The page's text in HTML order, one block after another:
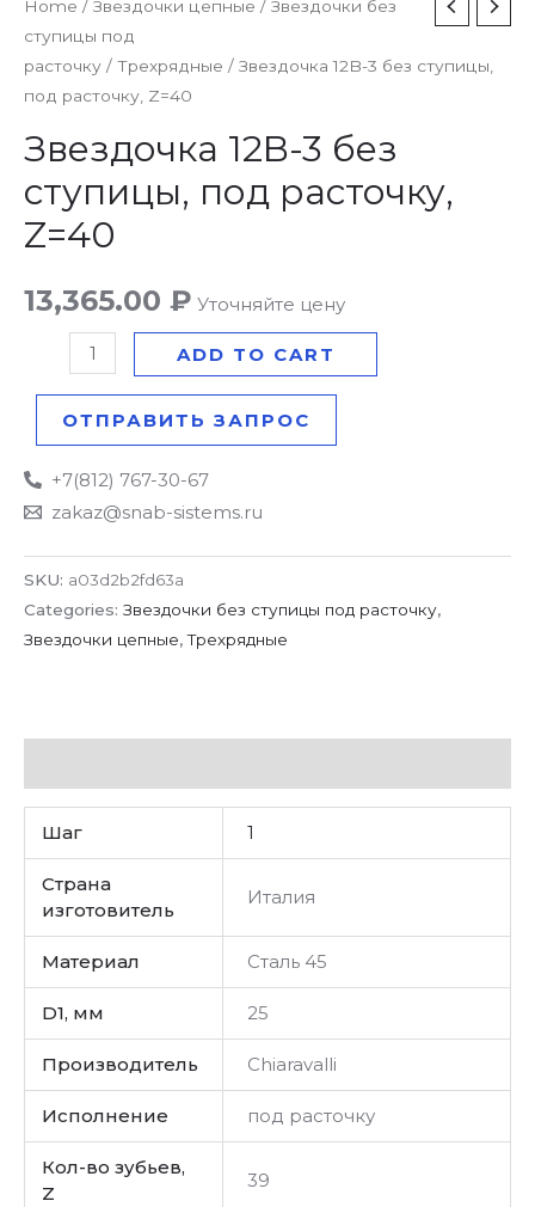
Home / Звездочки цепные / Звездочки без
ступицы под
расточку / Трехрядные / Звездочка 12B-3 без ступицы,
под расточку, Z=40
Звездочка 12B-3 без
ступицы, под расточку,
Z=40
13,365.00 ₽ Уточняйте цену
Звездочка
12B-
3
без
ступицы,
под
расточку,
Z=40
ADD TO CART
ОТПРАВИТЬ ЗАПРОС
+7(812) 767-30-67
zakaz@snab-sistems.ru
SKU: a03d2b2fd63a
Categories: Звездочки без ступицы под расточку,
Звездочки цепные,Трехрядные
Шаг 1
Страна
изготовитель
Италия
Материал Сталь 45
D1, мм 25
Производитель Chiaravalli
Исполнение под расточку
Кол-во зубьев,
Z
39